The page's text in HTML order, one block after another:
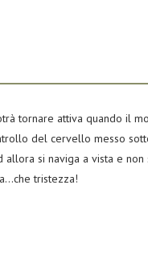
tornare attiva quando il
del cervello messo
allora si naviga a vista e non
tristezza!